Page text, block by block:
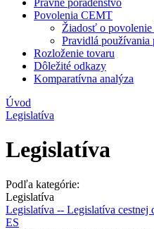
Povolenia CEMT
Žiadosť o
Pravidlá
Rozloženie tovaru
Dôležité odkazy
Komparatívna analýza
Úvod
Legislatíva
Legislatíva
Podľa kategórie:
Legislatíva
Legislatíva -- Legislatíva cestnej
ES